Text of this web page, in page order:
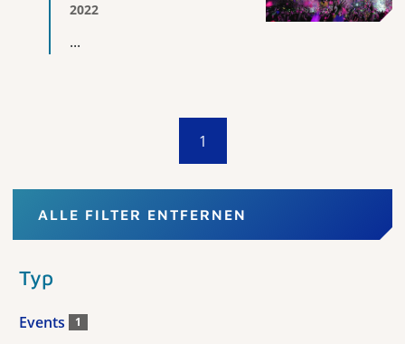
2022
...
1
ALLE FILTER ENTFERNEN
Typ
Events 1